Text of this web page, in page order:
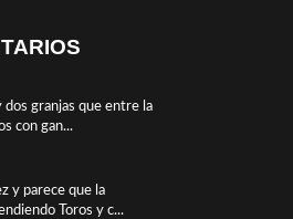
dos granjas que entre la
con gan...
y parece que la
Toros y c...